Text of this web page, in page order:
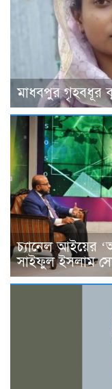
মাধবপুর গৃহবধূর
চ্যানেল আইয়ের
সাইফুল ইসলাম